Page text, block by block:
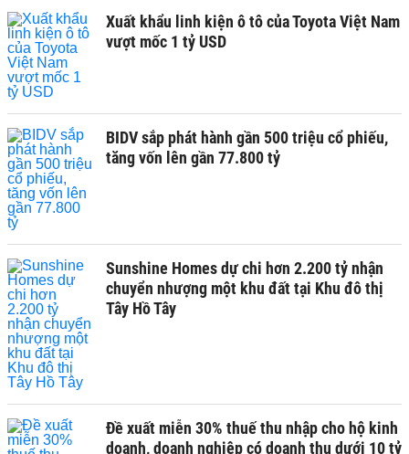
Xuất khẩu linh kiện ô tô của Toyota Việt Nam
vượt mốc 1 tỷ USD
BIDV sắp phát hành gần 500 triệu cổ phiếu,
tăng vốn lên gần 77.800 tỷ
Sunshine Homes dự chi hơn 2.200 tỷ nhận
chuyển nhượng một khu đất tại Khu đô thị
Tây Hồ Tây
Đề xuất miễn 30% thuế thu nhập cho hộ kinh
doanh, doanh nghiệp có doanh thu dưới 10 tỷ